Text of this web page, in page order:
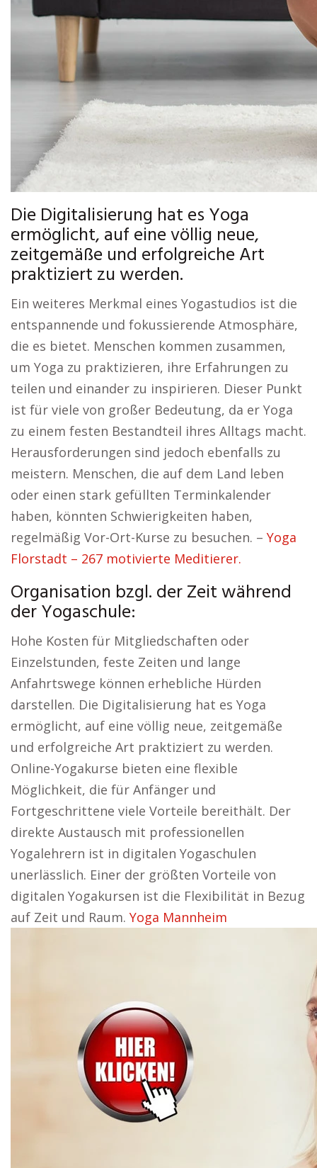
Die Digitalisierung hat es Yoga
ermöglicht, auf eine völlig neue,
zeitgemäße und erfolgreiche Art
praktiziert zu werden.
Ein weiteres Merkmal eines Yogastudios ist die
entspannende und fokussierende Atmosphäre,
die es bietet. Menschen kommen zusammen,
um Yoga zu praktizieren, ihre Erfahrungen zu
teilen und einander zu inspirieren. Dieser Punkt
ist für viele von großer Bedeutung, da er Yoga
zu einem festen Bestandteil ihres Alltags macht.
Herausforderungen sind jedoch ebenfalls zu
meistern. Menschen, die auf dem Land leben
oder einen stark gefüllten Terminkalender
haben, könnten Schwierigkeiten haben,
regelmäßig Vor-Ort-Kurse zu besuchen. – Yoga
Florstadt – 267 motivierte Meditierer.
Organisation bzgl. der Zeit während
der Yogaschule:
Hohe Kosten für Mitgliedschaften oder
Einzelstunden, feste Zeiten und lange
Anfahrtswege können erhebliche Hürden
darstellen. Die Digitalisierung hat es Yoga
ermöglicht, auf eine völlig neue, zeitgemäße
und erfolgreiche Art praktiziert zu werden.
Online-Yogakurse bieten eine flexible
Möglichkeit, die für Anfänger und
Fortgeschrittene viele Vorteile bereithält. Der
direkte Austausch mit professionellen
Yogalehrern ist in digitalen Yogaschulen
unerlässlich. Einer der größten Vorteile von
digitalen Yogakursen ist die Flexibilität in Bezug
auf Zeit und Raum. Yoga Mannheim